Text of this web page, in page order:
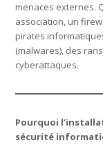
menaces externes.
association, un
pirates
(malwares), des
cyberattaques.
Pourquoi
sécurité